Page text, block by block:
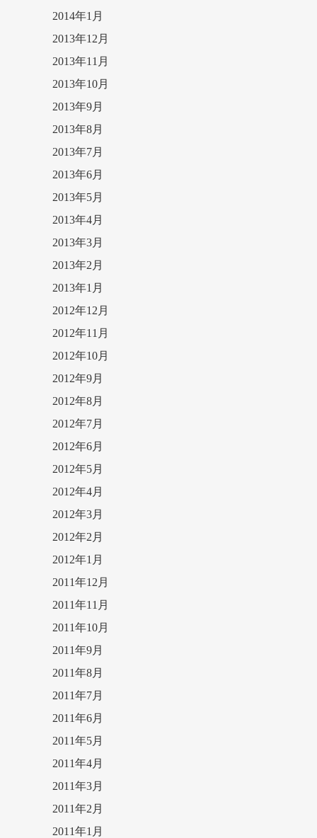
2014年1月
2013年12月
2013年11月
2013年10月
2013年9月
2013年8月
2013年7月
2013年6月
2013年5月
2013年4月
2013年3月
2013年2月
2013年1月
2012年12月
2012年11月
2012年10月
2012年9月
2012年8月
2012年7月
2012年6月
2012年5月
2012年4月
2012年3月
2012年2月
2012年1月
2011年12月
2011年11月
2011年10月
2011年9月
2011年8月
2011年7月
2011年6月
2011年5月
2011年4月
2011年3月
2011年2月
2011年1月